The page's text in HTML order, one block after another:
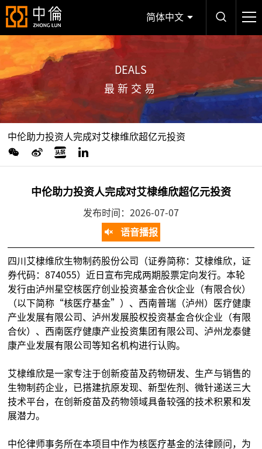
简体中文
DEALS
最新交易
中伦助力投资人完成对艾棣维欣超亿元投资
中伦助力投资人完成对艾棣维欣超亿元投资
发布时间：2026-07-07
语音播报
四川艾棣维欣生物制药股份公司（证券简称：艾棣维欣，证
券代码：874055）近日宣布完成两期股票定向发行。本轮
发行由泸州星空核医疗创业投资基金合伙企业（有限合伙）
（以下简称“核医疗基金”）、西南普瑞（泸州）医疗健康
产业发展有限公司、泸州发展股权投资基金合伙企业（有限
合伙）、西南医疗健康产业投资集团有限公司、泸州龙泰健
康产业发展有限公司等知名机构进行认购。
艾棣维欣是一家专注于创新疫苗及药物研发、生产与销售的
生物制药企业，已搭建抗原发现、新型佐剂、微针递送三大
技术平台，在创新疫苗及药物领域具备较强的技术积累和发
展潜力。
中伦律师事务所在本项目中作为核医疗基金的法律顾问，为